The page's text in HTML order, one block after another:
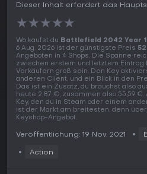
Dieser Inhalt erfordert das
★★★★★
Wo kaufst du Battlefield 2042 Year 1
6 Aug. 2026 ist der günstigste Preis
Angeboten in 4 Shops. Die Spanne
zwischen erstem und letztem Eintrag
Verkäufern groß sein. Den Key
anderen Client, und ein Blick in den
Das ist ein Zusatz, du brauchst also
heute 2,87 €, zusammen also 55,59
Key, den du in Steam oder einem
ist der Markt am breitesten, denn
Keyshop-Angebot.
Veröffentlichung: 19 Nov. 2021
Action